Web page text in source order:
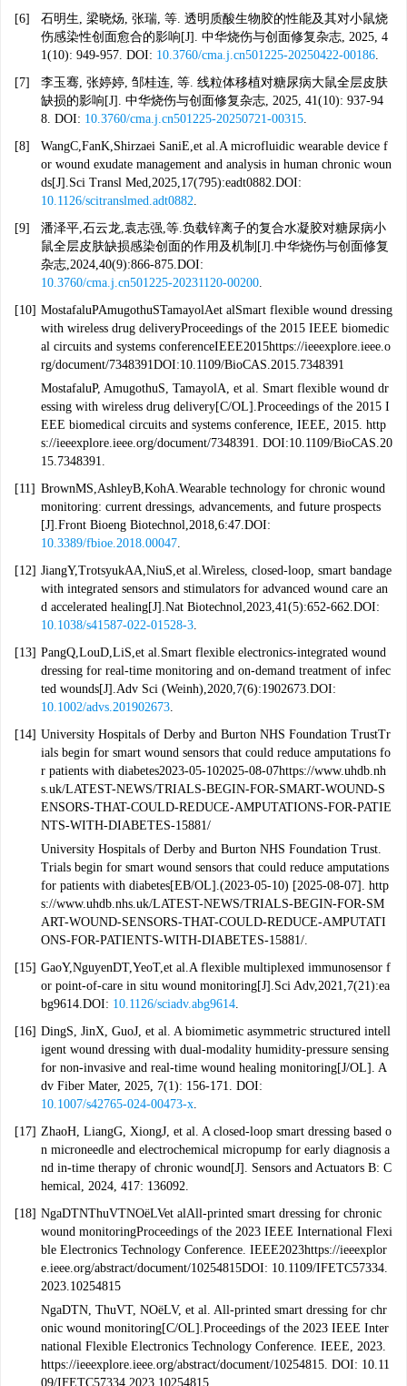
[6]
石明生, 梁晓炀, 张瑞, 等. 透明质酸生物胶的性能及其对小鼠烧
伤感染性创面愈合的影响[J]. 中华烧伤与创面修复杂志, 2025, 4
1(10): 949-957. DOI: 10.3760/cma.j.cn501225-20250422-00186.
[7]
李玉骞, 张婷婷, 邹桂连, 等. 线粒体移植对糖尿病大鼠全层皮肤
缺损的影响[J]. 中华烧伤与创面修复杂志, 2025, 41(10): 937-94
8. DOI: 10.3760/cma.j.cn501225-20250721-00315.
[8]
WangC,FanK,Shirzaei SaniE,et al.A microfluidic wearable device f
or wound exudate management and analysis in human chronic woun
ds[J].Sci Transl Med,2025,17(795):eadt0882.DOI:
10.1126/scitranslmed.adt0882.
[9]
潘泽平,石云龙,袁志强,等.负载锌离子的复合水凝胶对糖尿病小
鼠全层皮肤缺损感染创面的作用及机制[J].中华烧伤与创面修复
杂志,2024,40(9):866-875.DOI:
10.3760/cma.j.cn501225-20231120-00200.
[10] MostafaluPAmugothuSTamayolAet alSmart flexible wound dressing
with wireless drug deliveryProceedings of the 2015 IEEE biomedic
al circuits and systems conferenceIEEE2015https://ieeexplore.ieee.o
rg/document/7348391DOI:10.1109/BioCAS.2015.7348391
MostafaluP, AmugothuS, TamayolA, et al. Smart flexible wound dr
essing with wireless drug delivery[C/OL].Proceedings of the 2015 I
EEE biomedical circuits and systems conference, IEEE, 2015. http
s://ieeexplore.ieee.org/document/7348391. DOI:10.1109/BioCAS.20
15.7348391.
[11] BrownMS,AshleyB,KohA.Wearable technology for chronic wound
monitoring: current dressings, advancements, and future prospects
[J].Front Bioeng Biotechnol,2018,6:47.DOI:
10.3389/fbioe.2018.00047.
[12] JiangY,TrotsyukAA,NiuS,et al.Wireless, closed-loop, smart bandage
with integrated sensors and stimulators for advanced wound care an
d accelerated healing[J].Nat Biotechnol,2023,41(5):652-662.DOI:
10.1038/s41587-022-01528-3.
[13] PangQ,LouD,LiS,et al.Smart flexible electronics-integrated wound
dressing for real-time monitoring and on-demand treatment of infec
ted wounds[J].Adv Sci (Weinh),2020,7(6):1902673.DOI:
10.1002/advs.201902673.
[14] University Hospitals of Derby and Burton NHS Foundation TrustTr
ials begin for smart wound sensors that could reduce amputations fo
r patients with diabetes2023-05-102025-08-07https://www.uhdb.nh
s.uk/LATEST-NEWS/TRIALS-BEGIN-FOR-SMART-WOUND-S
ENSORS-THAT-COULD-REDUCE-AMPUTATIONS-FOR-PATIE
NTS-WITH-DIABETES-15881/
University Hospitals of Derby and Burton NHS Foundation Trust.
Trials begin for smart wound sensors that could reduce amputations
for patients with diabetes[EB/OL].(2023-05-10) [2025-08-07]. http
s://www.uhdb.nhs.uk/LATEST-NEWS/TRIALS-BEGIN-FOR-SM
ART-WOUND-SENSORS-THAT-COULD-REDUCE-AMPUTATI
ONS-FOR-PATIENTS-WITH-DIABETES-15881/.
[15] GaoY,NguyenDT,YeoT,et al.A flexible multiplexed immunosensor f
or point-of-care in situ wound monitoring[J].Sci Adv,2021,7(21):ea
bg9614.DOI: 10.1126/sciadv.abg9614.
[16] DingS, JinX, GuoJ, et al. A biomimetic asymmetric structured intell
igent wound dressing with dual-modality humidity-pressure sensing
for non-invasive and real-time wound healing monitoring[J/OL]. A
dv Fiber Mater, 2025, 7(1): 156-171. DOI:
10.1007/s42765-024-00473-x.
[17] ZhaoH, LiangG, XiongJ, et al. A closed-loop smart dressing based o
n microneedle and electrochemical micropump for early diagnosis a
nd in-time therapy of chronic wound[J]. Sensors and Actuators B: C
hemical, 2024, 417: 136092.
[18] NgaDTNThuVTNOëLVet alAll-printed smart dressing for chronic
wound monitoringProceedings of the 2023 IEEE International Flexi
ble Electronics Technology Conference. IEEE2023https://ieeexplor
e.ieee.org/abstract/document/10254815DOI: 10.1109/IFETC57334.
2023.10254815
NgaDTN, ThuVT, NOëLV, et al. All-printed smart dressing for chr
onic wound monitoring[C/OL].Proceedings of the 2023 IEEE Inter
national Flexible Electronics Technology Conference. IEEE, 2023.
https://ieeexplore.ieee.org/abstract/document/10254815. DOI: 10.11
09/IFETC57334.2023.10254815.